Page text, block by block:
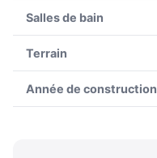
Salles de bain
Terrain
Année de construction